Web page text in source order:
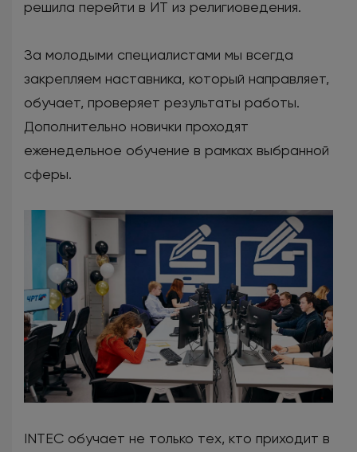
решила перейти в ИТ из религиоведения.
За молодыми специалистами мы всегда
закрепляем наставника, который направляет,
обучает, проверяет результаты работы.
Дополнительно новички проходят
еженедельное обучение в рамках выбранной
сферы.
INTEC обучает не только тех, кто приходит в